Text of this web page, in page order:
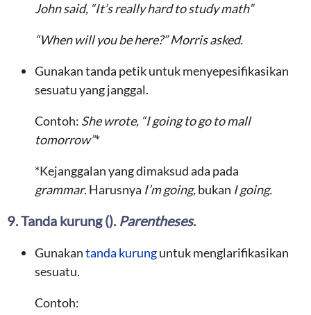
John said, “It’s really hard to study math”
“When will you be here?” Morris asked.
Gunakan tanda petik untuk menyepesifikasikan
sesuatu yang janggal.
Contoh: She wrote, “I going to go to mall
tomorrow”*
*Kejanggalan yang dimaksud ada pada
grammar. Harusnya I’m going,bukan I going.
9. Tanda kurung (). Parentheses.
Gunakantanda kurunguntuk menglarifikasikan
sesuatu.
Contoh: